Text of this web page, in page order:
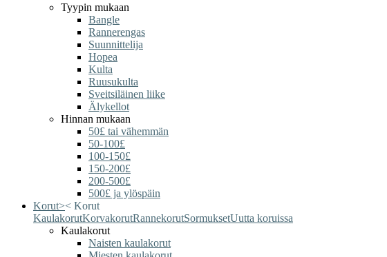
Tyypin mukaan
Bangle
Rannerengas
Suunnittelija
Hopea
Kulta
Ruusukulta
Sveitsiläinen liike
Älykellot
Hinnan mukaan
50£ tai vähemmän
50-100£
100-150£
150-200£
200-500£
500£ ja ylöspäin
Korut>< Korut
KaulakorutKorvakorutRannekorutSormuksetUutta koruissa
Kaulakorut
Naisten kaulakorut